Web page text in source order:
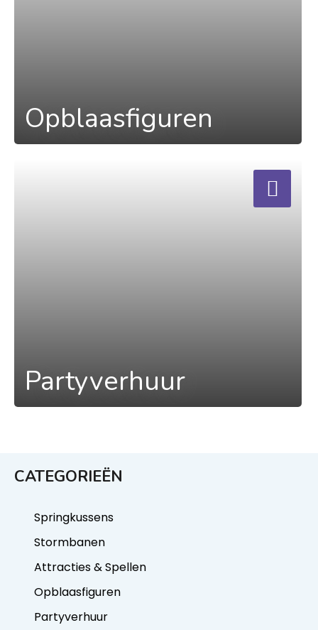
Opblaasfiguren
Partyverhuur
CATEGORIEËN
Springkussens
Stormbanen
Attracties & Spellen
Opblaasfiguren
Partyverhuur